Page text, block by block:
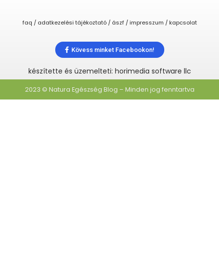
faq / adatkezelési tájékoztató / ászf / impresszum / kapcsolat
Kövess minket Facebookon!
készítette és üzemelteti: horimedia software llc
2023 © Natura Egészség Blog – Minden jog fenntartva